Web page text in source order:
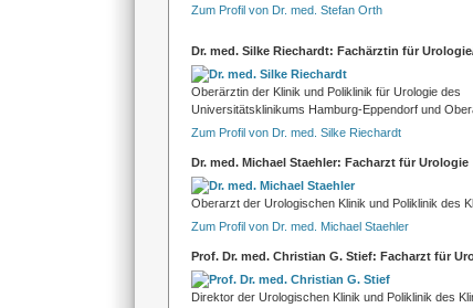
Zum Profil von Dr. med. Stefan Orth
Dr. med. Silke Riechardt: Fachärztin für
Oberärztin der Klinik und Poliklinik für Urologie des
Universitätsklinikums Hamburg-Eppendorf und
Zum Profil von Dr. med. Silke Riechardt
Dr. med. Michael Staehler: Facharzt für Urologie
Oberarzt der Urologischen Klinik und Poliklinik des
Zum Profil von Dr. med. Michael Staehler
Prof. Dr. med. Christian G. Stief: Facharzt für
Direktor der Urologischen Klinik und Poliklinik des